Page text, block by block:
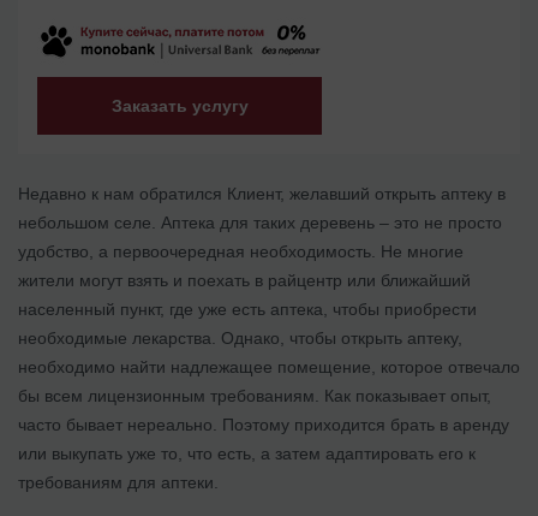
Заказать услугу
Недавно к нам обратился Клиент, желавший открыть аптеку в
небольшом селе. Аптека для таких деревень – это не просто
удобство, а первоочередная необходимость. Не многие
жители могут взять и поехать в райцентр или ближайший
населенный пункт, где уже есть аптека, чтобы приобрести
необходимые лекарства. Однако, чтобы открыть аптеку,
необходимо найти надлежащее помещение, которое отвечало
бы всем лицензионным требованиям. Как показывает опыт,
часто бывает нереально. Поэтому приходится брать в аренду
или выкупать уже то, что есть, а затем адаптировать его к
требованиям для аптеки.